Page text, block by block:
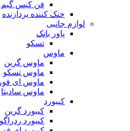
فن کیس
خنک کننده پردازنده
لوازم جانبی
پاور بانک
تسکو
ماوس
ماوس گرین
ماوس تسکو
ماوس ای
ماوس سادیتا
کیبورد
کیبورد گرین
کیبورد